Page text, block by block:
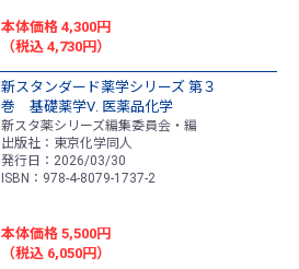
本体価格 4,300円
（税込 4,730円）
新スタンダード薬学シリーズ 第３
巻 基礎薬学Ⅴ. 医薬品化学
新スタ薬シリーズ編集委員会・編
出版社：東京化学同人
発行日：2026/03/30
ISBN：978-4-8079-1737-2
本体価格 5,500円
（税込 6,050円）